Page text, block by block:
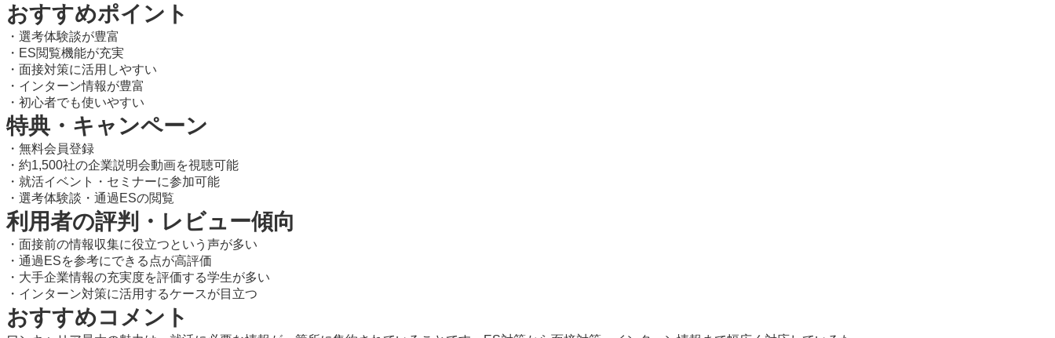
おすすめポイント
・選考体験談が豊富
・ES閲覧機能が充実
・面接対策に活用しやすい
・インターン情報が豊富
・初心者でも使いやすい
特典・キャンペーン
・無料会員登録
・約1,500社の企業説明会動画を視聴可能
・就活イベント・セミナーに参加可能
・選考体験談・通過ESの閲覧
利用者の評判・レビュー傾向
・面接前の情報収集に役立つという声が多い
・通過ESを参考にできる点が高評価
・大手企業情報の充実度を評価する学生が多い
・インターン対策に活用するケースが目立つ
おすすめコメント